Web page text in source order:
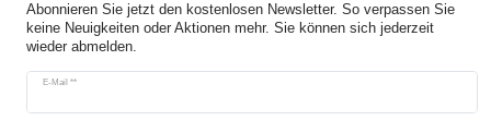
Abonnieren Sie jetzt den kostenlosen Newsletter. So verpassen Sie
keine Neuigkeiten oder Aktionen mehr. Sie können sich jederzeit
wieder abmelden.
E-Mail **
Newsletter